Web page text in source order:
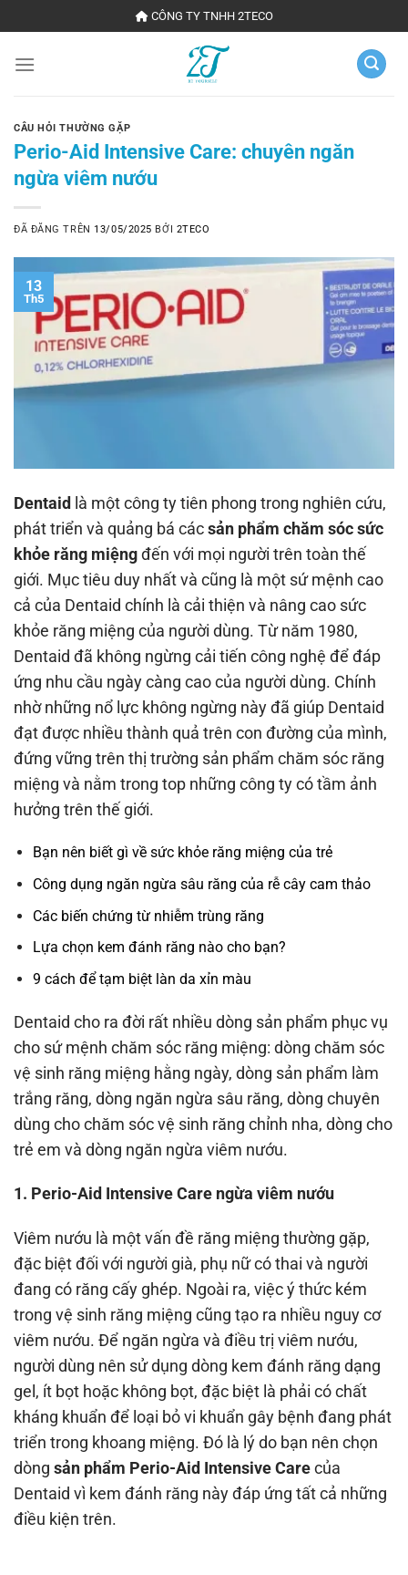
đến
nội
CÔNG TY TNHH 2TECO
CÂU HỎI THƯỜNG GẶP
Perio-Aid Intensive Care: chuyên ngăn
ngừa viêm nướu
ĐÃ ĐĂNG TRÊN 13/05/2025 BỞI 2TECO
13
Th5
Dentaid là một công ty tiên phong trong nghiên cứu,
phát triển và quảng bá cácsản phẩm chăm sóc sức
khỏe răng miệngđến với mọi người trên toàn thế
giới. Mục tiêu duy nhất và cũng là một sứ mệnh cao
cả của Dentaid chính là cải thiện và nâng cao sức
khỏe răng miệng của người dùng. Từ năm 1980,
Dentaid đã không ngừng cải tiến công nghệ để đáp
ứng nhu cầu ngày càng cao của người dùng. Chính
nhờ những nổ lực không ngừng này đã giúp Dentaid
đạt được nhiều thành quả trên con đường của mình,
đứng vững trên thị trường sản phẩm chăm sóc răng
miệng và nằm trong top những công ty có tầm ảnh
hưởng trên thế giới.
Bạn nên biết gì về sức khỏe răng miệng của trẻ
Công dụng ngăn ngừa sâu răng của rễ cây cam thảo
Các biến chứng từ nhiễm trùng răng
Lựa chọn kem đánh răng nào cho bạn?
9 cách để tạm biệt làn da xỉn màu
Dentaid cho ra đời rất nhiều dòng sản phẩm phục vụ
cho sứ mệnh chăm sóc răng miệng: dòng chăm sóc
vệ sinh răng miệng hằng ngày, dòng sản phẩm làm
trắng răng, dòng ngăn ngừa sâu răng, dòng chuyên
dùng cho chăm sóc vệ sinh răng chỉnh nha, dòng cho
trẻ em và dòng ngăn ngừa viêm nướu.
1. Perio-Aid Intensive Care ngừa viêm nướu
Viêm nướu là một vấn đề răng miệng thường gặp,
đặc biệt đối với người già, phụ nữ có thai và người
đang có răng cấy ghép. Ngoài ra, việc ý thức kém
trong vệ sinh răng miệng cũng tạo ra nhiều nguy cơ
viêm nướu. Để ngăn ngừa và điều trị viêm nướu,
người dùng nên sử dụng dòng kem đánh răng dạng
gel, ít bọt hoặc không bọt, đặc biệt là phải có chất
kháng khuẩn để loại bỏ vi khuẩn gây bệnh đang phát
triển trong khoang miệng. Đó là lý do bạn nên chọn
dòng sản phẩm Perio-Aid Intensive Carecủa
Dentaid vì kem đánh răng này đáp ứng tất cả những
điều kiện trên.